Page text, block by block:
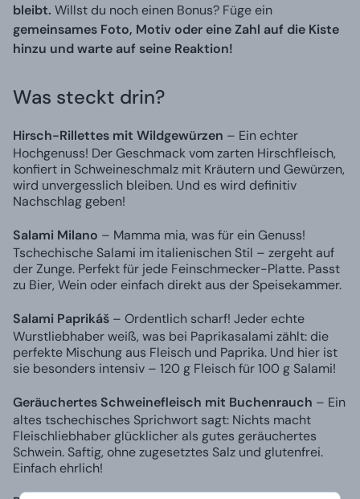
bleibt. Willst du noch einen Bonus? Füge ein
gemeinsames Foto, Motiv oder eine Zahl auf die Kiste
hinzu und warte auf seine Reaktion!
Was steckt drin?
Hirsch-Rillettes mit Wildgewürzen – Ein echter
Hochgenuss! Der Geschmack vom zarten Hirschfleisch,
konfiert in Schweineschmalz mit Kräutern und Gewürzen,
wird unvergesslich bleiben. Und es wird definitiv
Nachschlag geben!
Salami Milano – Mamma mia, was für ein Genuss!
Tschechische Salami im italienischen Stil – zergeht auf
der Zunge. Perfekt für jede Feinschmecker-Platte. Passt
zu Bier, Wein oder einfach direkt aus der Speisekammer.
Salami Paprikáš – Ordentlich scharf! Jeder echte
Wurstliebhaber weiß, was bei Paprikasalami zählt: die
perfekte Mischung aus Fleisch und Paprika. Und hier ist
sie besonders intensiv – 120 g Fleisch für 100 g Salami!
Geräuchertes Schweinefleisch mit Buchenrauch – Ein
altes tschechisches Sprichwort sagt: Nichts macht
Fleischliebhaber glücklicher als gutes geräuchertes
Schwein. Saftig, ohne zugesetztes Salz und glutenfrei.
Einfach ehrlich!